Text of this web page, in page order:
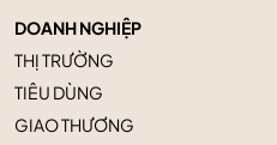
DOANH NGHIỆP
THỊ TRƯỜNG
TIÊU DÙNG
GIAO THƯƠNG